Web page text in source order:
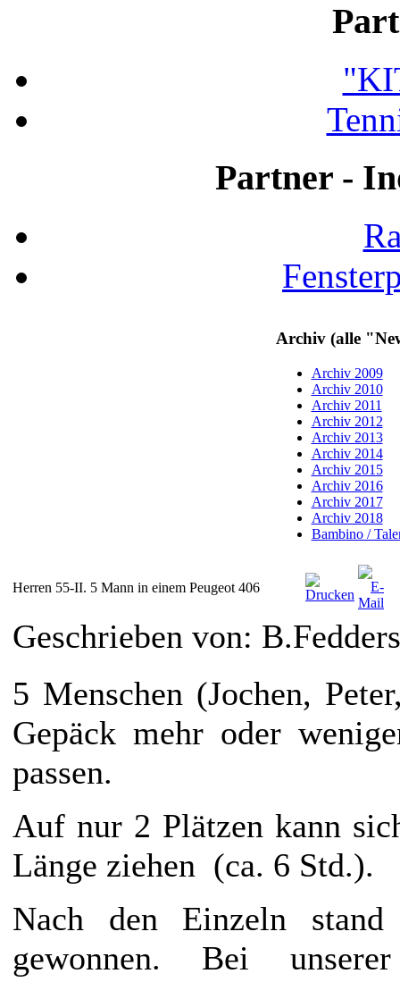
Partner -
Archiv (alle
Archiv 2009
Archiv 2010
Archiv 2011
Archiv 2012
Archiv 2013
Archiv 2014
Archiv 2015
Archiv 2016
Archiv 2017
Archiv 2018
Bambino /
Herren 55-II. 5 Mann in einem Peugeot 406
Geschrieben von:
5 Menschen (Jochen,
Gepäck mehr oder
passen.
Auf nur 2 Plätzen kann
Länge ziehen (ca. 6 Std.).
Nach den Einzeln
gewonnen. Bei unserer